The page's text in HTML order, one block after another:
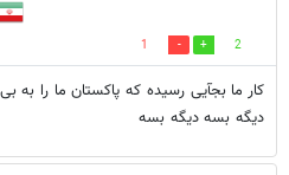
2
1
کار ما بجآیی رسیده که پاکستان ما را به
دیگه بسه دیگه بسه